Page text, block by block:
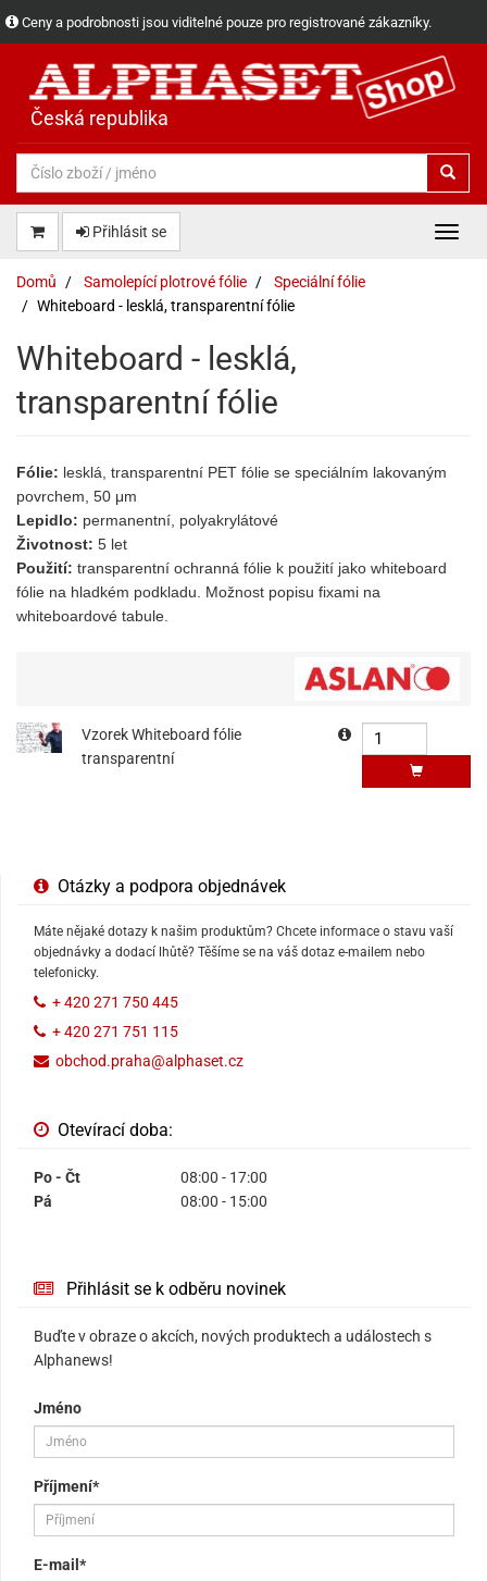
Ceny a podrobnosti jsou viditelné pouze pro registrované zákazníky.
Česká republika
Přihlásit se
Domů Samolepící plotrové fólie
Speciální fólie
Whiteboard - lesklá, transparentní fólie
Whiteboard - lesklá,
transparentní fólie
Fólie: lesklá, transparentní PET fólie se speciálním lakovaným
povrchem , 50 μm
Lepidlo: permanentní, polyakrylátové
Životnost: 5 let
Použití: transparentní ochranná fólie k použití jako whiteboard
fólie na hladkém podkladu. Možnost popisu fixami na
whiteboardové tabule.
Vzorek Whiteboard fólie
transparentní
Otázky a podpora objednávek
Máte nějaké dotazy k našim produktům? Chcete informace o stavu vaší
objednávky a dodací lhůtě? Těšíme se na váš dotaz e-mailem nebo
telefonicky.
+ 420 271 750 445
+ 420 271 751 115
obchod.praha@alphaset.cz
Otevírací doba:
Po - Čt
08:00 - 17:00
Pá
08:00 - 15:00
Přihlásit se k odběru novinek
Buďte v obraze o akcích, nových produktech a událostech s
Alphanews!
Jméno
Příjmení*
E-mail*